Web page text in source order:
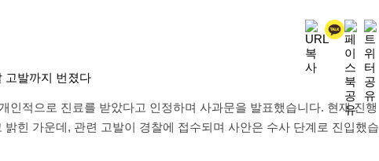
인적으로 진료를 받았다고 인정하며 사과문을 발표했습니다. 현재 진행
힌 가운데, 관련 고발이 경찰에 접수되며 사안은 수사 단계로 진입했습